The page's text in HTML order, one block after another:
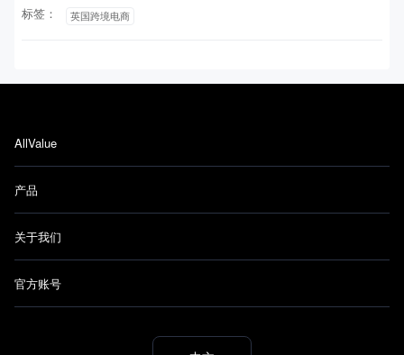
标签： 英国跨境电商
AllValue
产品
关于我们
官方账号